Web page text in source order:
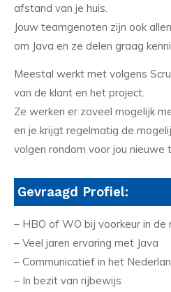
afstand van je huis.
Jouw teamgenoten zijn ook
om Java en ze delen graag
Meestal werkt met volgens
van de klant en het project.
Ze werken er zoveel mogelijk
en je krijgt regelmatig de
volgen rondom voor jou nieuwe
Gevraagd Profiel:
– HBO of WO bij voorkeur in de
– Veel jaren ervaring met Java
– Communicatief in het
– In bezit van rijbewijs